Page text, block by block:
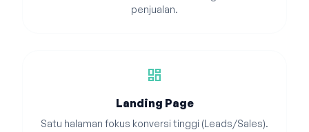
penjualan.
dashboard
Landing Page
Satu halaman fokus konversi tinggi (Leads/Sales).